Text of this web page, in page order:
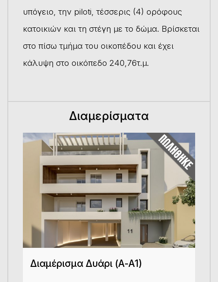
υπόγειο, την piloti, τέσσερις (4) ορόφους
κατοικιών και τη στέγη με το δώμα. Βρίσκεται
στο πίσω τμήμα του οικοπέδου και έχει
κάλυψη στο οικόπεδο 240,76τ.μ.
Διαμερίσματα
Διαμέρισμα Δυάρι (Α-Α1)